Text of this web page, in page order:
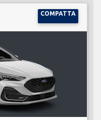
COMPATTA